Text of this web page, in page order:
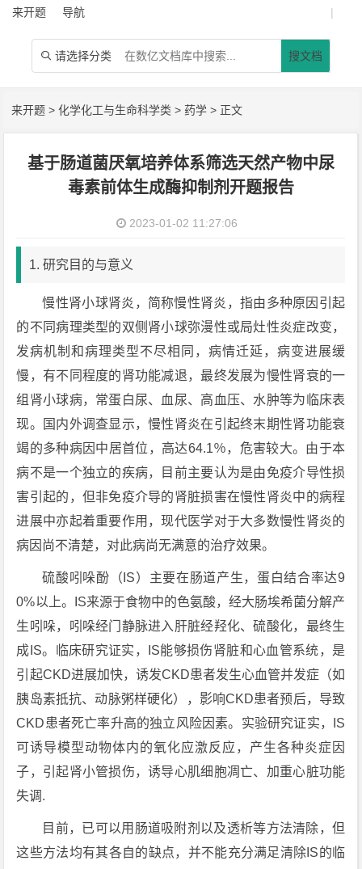
来开题 导航 |
 请选择分类 搜文档
来开题 >化学化工与生命科学类 > 药学 > 正文
基于肠道菌厌氧培养体系筛选天然产物中尿
毒素前体生成酶抑制剂开题报告
2023-01-02 11:27:06
1. 研究目的与意义
慢性肾小球肾炎，简称慢性肾炎，指由多种原因引起
的不同病理类型的双侧肾小球弥漫性或局灶性炎症改变，
发病机制和病理类型不尽相同，病情迁延，病变进展缓
慢，有不同程度的肾功能减退，最终发展为慢性肾衰的一
组肾小球病，常蛋白尿、血尿、高血压、水肿等为临床表
现。国内外调查显示，慢性肾炎在引起终末期性肾功能衰
竭的多种病因中居首位，高达64.1％，危害较大。由于本
病不是一个独立的疾病，目前主要认为是由免疫介导性损
害引起的，但非免疫介导的肾脏损害在慢性肾炎中的病程
进展中亦起着重要作用，现代医学对于大多数慢性肾炎的
病因尚不清楚，对此病尚无满意的治疗效果。
硫酸吲哚酚（IS）主要在肠道产生，蛋白结合率达9
0%以上。IS来源于食物中的色氨酸，经大肠埃希菌分解产
生吲哚，吲哚经门静脉进入肝脏经羟化、硫酸化，最终生
成IS。临床研究证实，IS能够损伤肾脏和心血管系统，是
引起CKD进展加快，诱发CKD患者发生心血管并发症（如
胰岛素抵抗、动脉粥样硬化），影响CKD患者预后，导致
CKD患者死亡率升高的独立风险因素。实验研究证实，IS
可诱导模型动物体内的氧化应激反应，产生各种炎症因
子，引起肾小管损伤，诱导心肌细胞凋亡、加重心脏功能
失调.
目前，已可以用肠道吸附剂以及透析等方法清除，但
这些方法均有其各自的缺点，并不能充分满足清除IS的临